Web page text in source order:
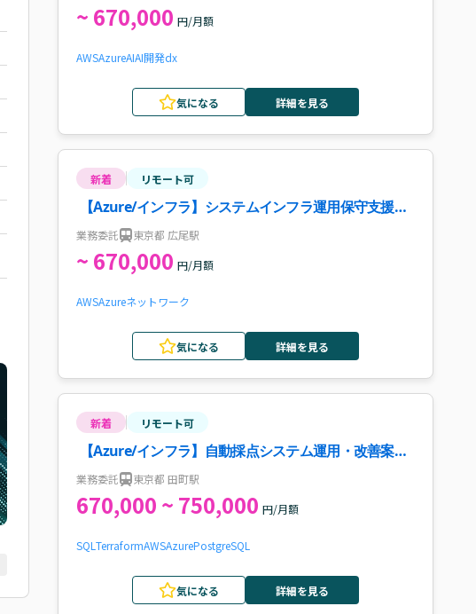
~ 670,000 円/月額
AWSAzureAIAI開発dx
気になる 詳細を見る
新着 リモート可
【Azure/インフラ】システムインフラ運用保守支援案
件・求人
業務委託 東京都 広尾駅
~ 670,000 円/月額
AWSAzureネットワーク
気になる 詳細を見る
新着 リモート可
【Azure/インフラ】自動採点システム運用・改善案
件・求人
業務委託 東京都 田町駅
670,000 ~ 750,000 円/月額
SQL TerraformAWSAzurePostgreSQL
気になる 詳細を見る